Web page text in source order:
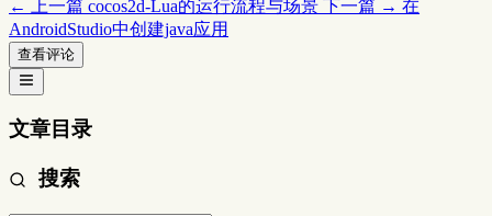
← 上一篇 cocos2d-Lua的运行流程与场景 下一篇 → 在
AndroidStudio中创建java应用
查看评论
文章目录
搜索